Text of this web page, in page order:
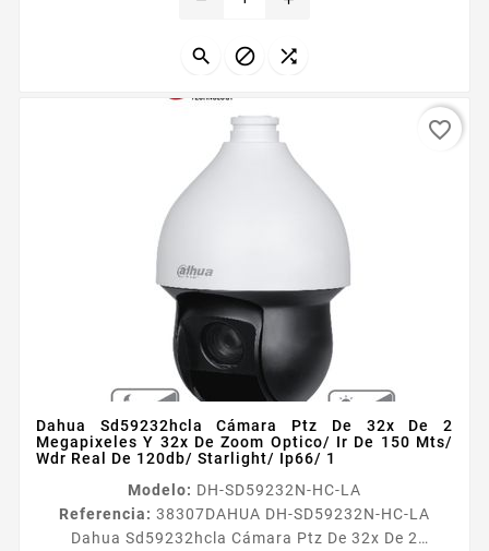
rendimiento con poca luz debido...
  
Dahua Sd59232hcla Cámara Ptz De 32x De 2
Megapixeles Y 32x De Zoom Optico/ Ir De 150 Mts/
Wdr Real De 120db/ Starlight/ Ip66/ 1
Modelo: DH-SD59232N-HC-LA
Referencia: 38307DAHUA DH-SD59232N-HC-LA
Dahua Sd59232hcla Cámara Ptz De 32x De 2
favorite_border